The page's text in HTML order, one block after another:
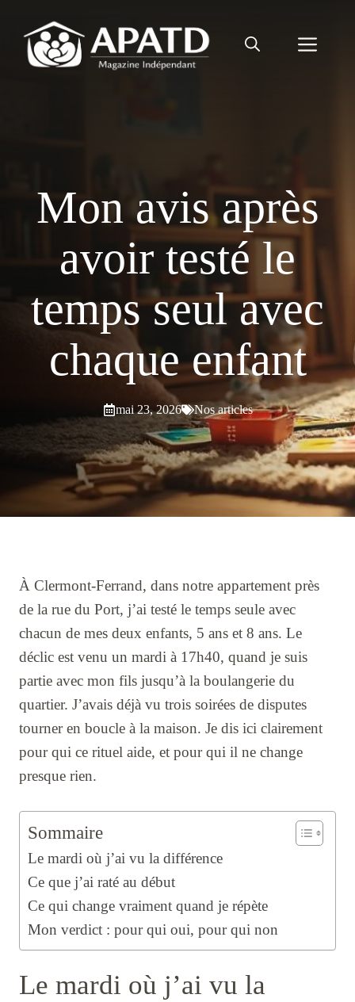
contenu
Mon avis après
avoir testé le
temps seul avec
chaque enfant
mai 23, 2026 Nos articles
À Clermont-Ferrand, dans notre appartement près
de la rue du Port, j’ai testé le temps seule avec
chacun de mes deux enfants, 5 ans et 8 ans. Le
déclic est venu un mardi à 17h40, quand je suis
partie avec mon fils jusqu’à la boulangerie du
quartier. J’avais déjà vu trois soirées de disputes
tourner en boucle à la maison. Je dis ici clairement
pour qui ce rituel aide, et pour qui il ne change
presque rien.
Sommaire
Le mardi où j’ai vu la différence
Ce que j’ai raté au début
Ce qui change vraiment quand je répète
Mon verdict : pour qui oui, pour qui non
Le mardi où j’ai vu la